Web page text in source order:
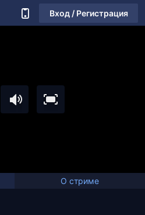
Вход / Регистрация
О стриме